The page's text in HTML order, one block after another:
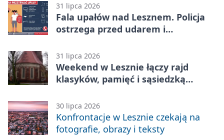
31 lipca 2026
Fala upałów nad Lesznem. Policja
ostrzega przed udarem i
31 lipca 2026
Weekend w Lesznie łączy rajd
klasyków, pamięć i sąsiedzką
30 lipca 2026
Konfrontacje w Lesznie czekają na
fotografie, obrazy i teksty